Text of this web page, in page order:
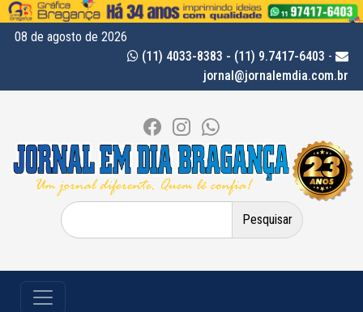
08 de agosto de 2026
(11) 4033-8383 - (11) 9.7417-6403 -
jornal@jornalemdia.com.br
Pesquisar
por: